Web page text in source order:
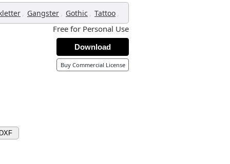
, Gangster , Gothic , Tattoo ,
Free for Personal Use
Download
Buy Commercial License